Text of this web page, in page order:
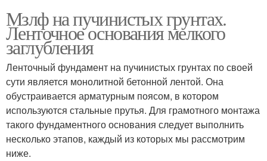
Мзлф на пучинистых грунтах.
Ленточное основания мелкого
заглубления
Ленточный фундамент на пучинистых грунтах по своей
сути является монолитной бетонной лентой. Она
обустраивается арматурным поясом, в котором
используются стальные прутья. Для грамотного монтажа
такого фундаментного основания следует выполнить
несколько этапов, каждый из которых мы рассмотрим
ниже.